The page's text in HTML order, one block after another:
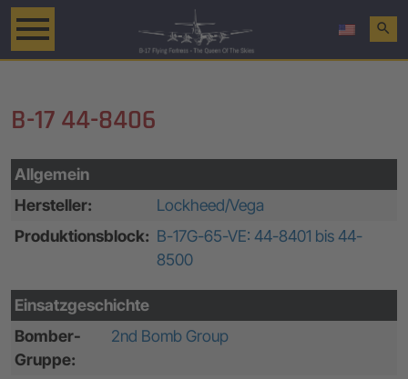
search
B-17 44-8406
Allgemein
Hersteller:
Lockheed/Vega
Produktionsblock: B-17G-65-VE: 44-8401 bis 44-
8500
Einsatzgeschichte
Bomber-
Gruppe:
2nd Bomb Group